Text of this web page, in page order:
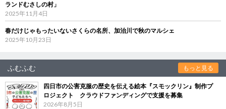
ランドむさしの村」
2025年11月4日
春だけじゃもったいないさくらの名所、加治川で秋のマルシェ
2025年10月23日
ふむふむ もっと見る
四日市の公害克服の歴史を伝える絵本『スモックリン』制作プ
ロジェクト クラウドファンディングで支援を募集
2026年8月5日